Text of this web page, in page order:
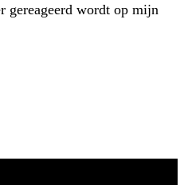
gereageerd wordt op mijn